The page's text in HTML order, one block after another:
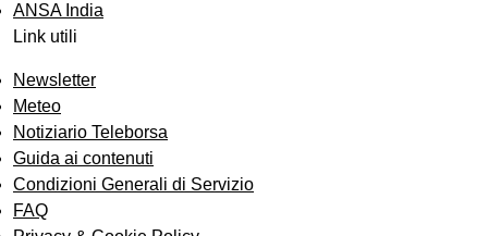
ANSA India
Link utili
Newsletter
Meteo
Notiziario Teleborsa
Guida ai contenuti
Condizioni Generali di Servizio
FAQ